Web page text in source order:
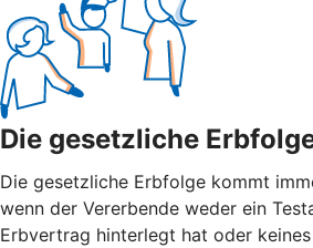
Die gesetzliche
Die gesetzliche Erbfolge kommt
wenn der Vererbende weder ein
Erbvertrag hinterlegt hat oder